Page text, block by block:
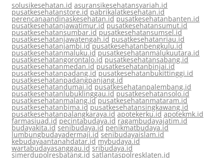
solusikesehatan.id asuransikesehatansyariah.id
pusatkesehatanstore.id pabrikalatkesehatan.id
perencanaandinaskesehatan.id pusatkesehatanbanten.id
pusatkesehatanjawatimur.id pusatkesehatansumut.id
pusatkesehatansumbar.id pusatkesehatansumsel.id
pusatkesehatanjawatengah.id pusatkesehatanriau.id
pusatkesehatanjambi.id pusatkesehatanbengkulu.id
pusatkesehatanmaluku.id pusatkesehatanmalukuutara.id
pusatkesehatangorontalo.id pusatkesehatansabang.id
pusatkesehatanmedan.id pusatkesehatanbinjai.id
pusatkesehatanpadang.id pusatkesehatanbukittinggi.id
pusatkesehatanpadangpanjang.id
pusatkesehatandumai.id pusatkesehatanpalembang.id
pusatkesehatanlubuklinggau.id pusatkesehatansolo.id
pusatkesehatanmalang.id pusatkesehatanmataram.id
pusatkesehatanbima.id pusatkesehatansingkawang.id
pusatkesehatanpalangkaraya.id apotekerku.id apotekmk.id
farmasiuad.id pecintabudaya.id ragambudayajatim.id
budayakita.id senibudaya.id penikmatbudaya.id
lumbungbudayadermaji.id senibudayaislam.id
kebudayaantanahdatar.id mybudaya.id
wartabudayasanggau.id sribudaya.id
simerdupolresbatang.id satlantaspolresklaten.id